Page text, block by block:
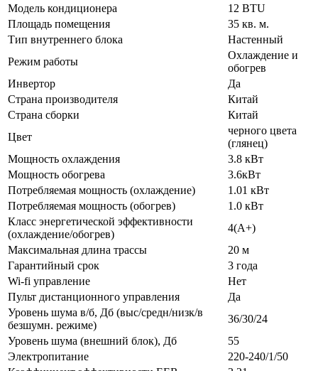
Модель кондиционера
12 BTU
Площадь помещения
35 кв. м.
Тип внутреннего блока
Настенный
Режим работы
Охлаждение и
обогрев
Инвертор
Да
Страна производителя
Китай
Страна сборки
Китай
Цвет
черного цвета
(глянец)
Мощность охлаждения
3.8 кВт
Мощность обогрева
3.6кВт
Потребляемая мощность (охлаждение)
1.01 кВт
Потребляемая мощность (обогрев)
1.0 кВт
Класс энергетической эффективности
(охлаждение/обогрев)
4(A+)
Максимальная длина трассы
20 м
Гарантийный срок
3 года
Wi-fi управление
Нет
Пульт дистанционного управления
Да
Уровень шума в/б, Дб (выс/средн/низк/в
безшумн. режиме)
36/30/24
Уровень шума (внешний блок), Дб
55
Электропитание
220-240/1/50